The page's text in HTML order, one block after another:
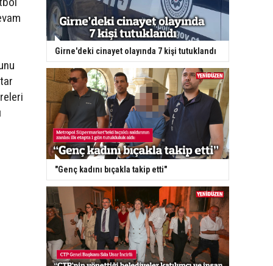
Girne'deki cinayet olayında 7 kişi tutuklandı
"Genç kadını bıçakla takip etti"